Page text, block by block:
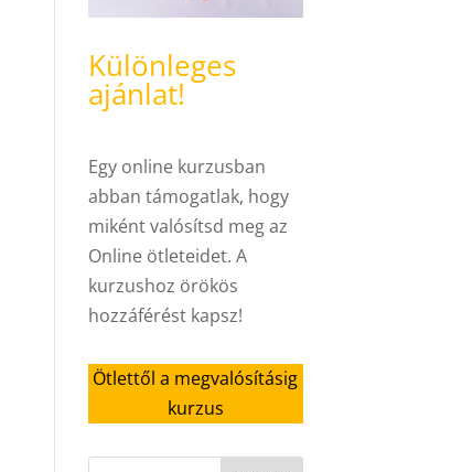
Különleges
ajánlat!
Egy online kurzusban
abban támogatlak, hogy
miként valósítsd meg az
Online ötleteidet. A
kurzushoz örökös
hozzáférést kapsz!
Ötlettől a megvalósításig
kurzus